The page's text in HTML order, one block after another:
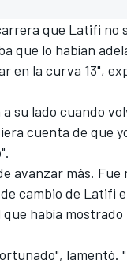
que Latifi no
que lo habían
en la curva 13",
su lado cuando
cuenta de que
avanzar más.
cambio de Latifi
había
lamentó.